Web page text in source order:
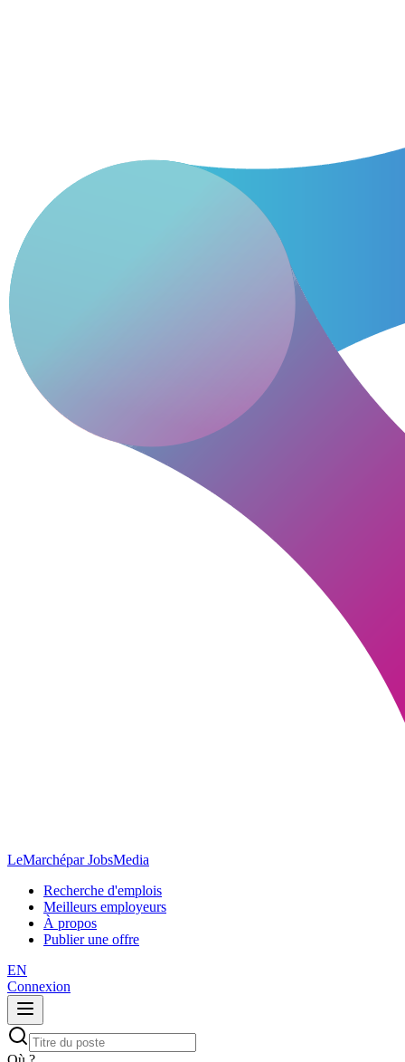
LeMarchépar JobsMedia
Recherche d'emplois
Meilleurs employeurs
À propos
Publier une offre
EN
Connexion